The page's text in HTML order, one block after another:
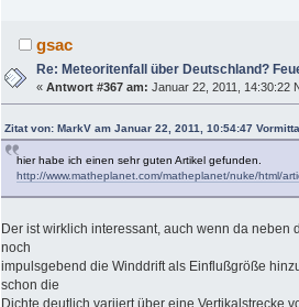
gsac
Re: Meteoritenfall über Deutschland?
«Antwort #367 am: Januar 22, 2011, 14:30:22
Zitat von: MarkV am Januar 22, 2011, 10:54:47
hier habe ich einen sehr guten Artikel gefunden.
http://www.matheplanet.com/matheplanet/nuke/html/
Der ist wirklich interessant, auch wenn da neben
noch
impulsgebend die Winddrift als Einflußgröße
schon die
Dichte deutlich variiert über eine Vertikalstrecke